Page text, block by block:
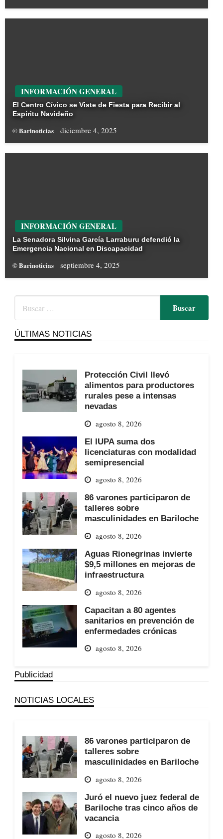
INFORMACIÓN GENERAL
El Centro Cívico se Viste de Fiesta para Recibir al
Espíritu Navideño
© Barinoticias diciembre 4, 2025
INFORMACIÓN GENERAL
La Senadora Silvina García Larraburu defendió la
Emergencia Nacional en Discapacidad
© Barinoticias septiembre 4, 2025
ÚLTIMAS NOTICIAS
Protección Civil llevó
alimentos para productores
rurales pese a intensas
nevadas
agosto 8, 2026
El IUPA suma dos
licenciaturas con modalidad
semipresencial
agosto 8, 2026
86 varones participaron de
talleres sobre
masculinidades en Bariloche
agosto 8, 2026
Aguas Rionegrinas invierte
$9,5 millones en mejoras de
infraestructura
agosto 8, 2026
Capacitan a 80 agentes
sanitarios en prevención de
enfermedades crónicas
agosto 8, 2026
Publicidad
NOTICIAS LOCALES
86 varones participaron de
talleres sobre
masculinidades en Bariloche
agosto 8, 2026
Juró el nuevo juez federal de
Bariloche tras cinco años de
vacancia
agosto 8, 2026